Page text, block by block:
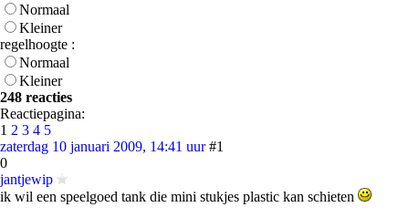
Normaal
Kleiner
regelhoogte :
Normaal
Kleiner
248 reacties
Reactiepagina:
1 2 3 4 5
zaterdag 10 januari 2009, 14:41 uur #1
0
jantjewip
ik wil een speelgoed tank die mini stukjes plastic kan schieten